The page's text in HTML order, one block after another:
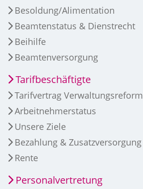
Besoldung/Alimentation
Beamtenstatus & Dienstrecht
Beihilfe
Beamtenversorgung
Tarifbeschäftigte
Tarifvertrag Verwaltungsreform
Arbeitnehmerstatus
Unsere Ziele
Bezahlung & Zusatzversorgung
Rente
Personalvertretung